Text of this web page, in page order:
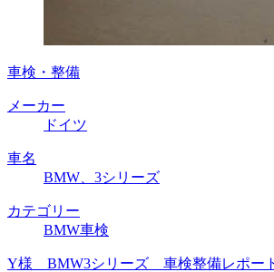
車検・整備
メーカー
ドイツ
車名
BMW、3シリーズ
カテゴリー
BMW車検
Y様 BMW3シリーズ 車検整備レポート